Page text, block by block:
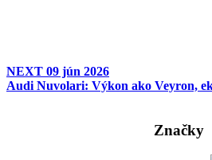
NEXT 09 jún 2026
Audi Nuvolari: Výkon ako Veyron,
Značky